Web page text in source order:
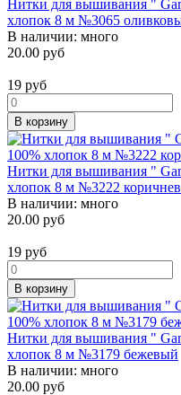
Нитки для вышивания "
хлопок 8 м №3065
В наличии: много
20.00 руб
19 руб
В корзину
Нитки для вышивания "
хлопок 8 м №3222
В наличии: много
20.00 руб
19 руб
В корзину
Нитки для вышивания "
хлопок 8 м №3179 бежевый
В наличии: много
20.00 руб